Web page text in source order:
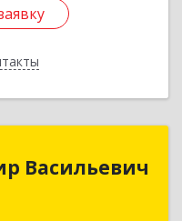
Васильевич
обл, Куйбышев г,